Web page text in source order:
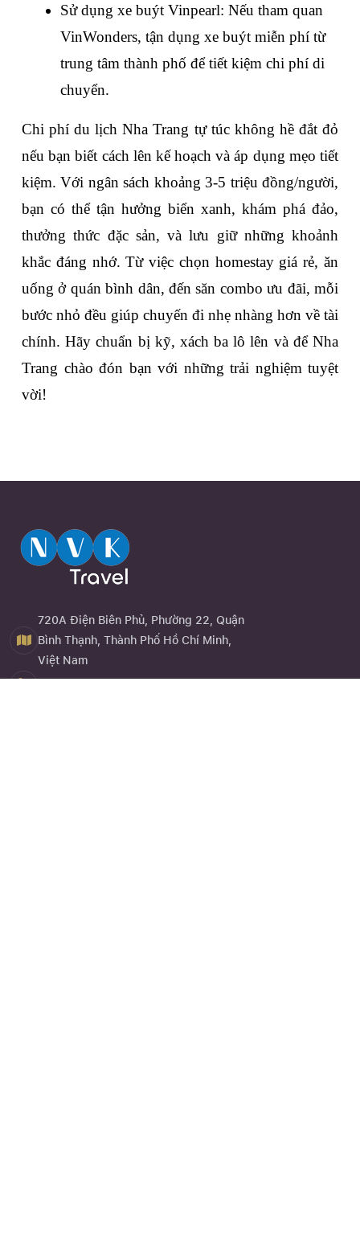
Sử dụng xe buýt Vinpearl: Nếu tham quan
VinWonders, tận dụng xe buýt miễn phí từ
trung tâm thành phố để tiết kiệm chi phí di
chuyển.
Chi phí du lịch Nha Trang tự túc không hề đắt đỏ
nếu bạn biết cách lên kế hoạch và áp dụng mẹo tiết
kiệm. Với ngân sách khoảng 3-5 triệu đồng/người,
bạn có thể tận hưởng biển xanh, khám phá đảo,
thưởng thức đặc sản, và lưu giữ những khoảnh
khắc đáng nhớ. Từ việc chọn homestay giá rẻ, ăn
uống ở quán bình dân, đến săn combo ưu đãi, mỗi
bước nhỏ đều giúp chuyến đi nhẹ nhàng hơn về tài
chính. Hãy chuẩn bị kỹ, xách ba lô lên và để Nha
Trang chào đón bạn với những trải nghiệm tuyệt
vời!
720A Điện Biên Phủ, Phường 22, Quận
Bình Thạnh, Thành Phố Hồ Chí Minh,
Việt Nam